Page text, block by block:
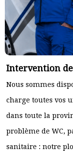
Intervention
Nous sommes
charge toutes vos
dans toute la
problème de WC,
sanitaire : notre